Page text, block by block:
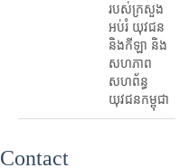
របស់ក្រសួង
អប់រំ​ យុវជន
និងកីឡា និង
សហភាព
សហព័ន្ធ
យុវជនកម្ពុជា
Contact